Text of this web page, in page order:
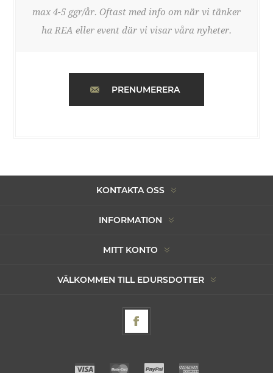
max 4-5 ggr/år. Oftast med info om när vi tänker
ha REA eller event där vi visar våra nyheter.
PRENUMERERA
KONTAKTA OSS
INFORMATION
MITT KONTO
VÄLKOMMEN TILL EDURSDOTTER